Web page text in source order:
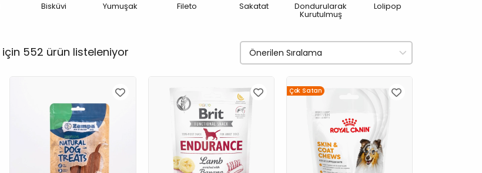
Bisküvi Yumuşak Fileto Sakatat Dondurularak
Kurutulmuş
Lolipop
için 552 ürün listeleniyor
Çok Satan